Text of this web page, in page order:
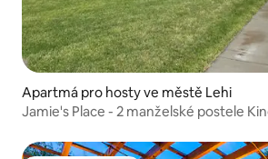
Apartmá pro hosty ve městě Lehi
Jamie's Place - 2 manželské postele